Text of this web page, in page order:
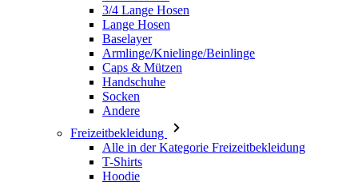
3/4 Lange Hosen
Lange Hosen
Baselayer
Armlinge/Knielinge/Beinlinge
Caps & Mützen
Handschuhe
Socken
Andere
Freizeitbekleidung
Alle in der Kategorie Freizeitbekleidung
T-Shirts
Hoodie